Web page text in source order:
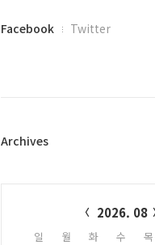
페
플
Facebook Twitter
Archives
2026. 08
일 월 화 수 목